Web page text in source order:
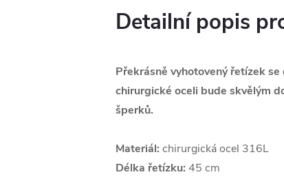
Detailní popis
Překrásně vyhotovený řetízek
chirurgické oceli bude skvělým
šperků.
Materiál: chirurgická ocel 316L
Délka řetízku: 45 cm